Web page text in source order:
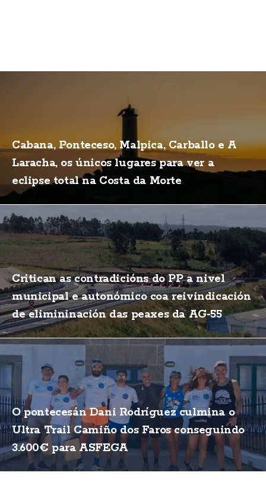
Cabana, Ponteceso, Malpica, Carballo e A
Laracha, os únicos lugares para ver a
eclipse total na Costa da Morte
Critican as contradicións do PP a nivel
municipal e autonómico coa reivindicación
de elimininación das peaxes da AG-55
O pontecesán Dani Rodríguez culmina o
Ultra Trail Camiño dos Faros conseguindo
3.600€ para ASFEGA